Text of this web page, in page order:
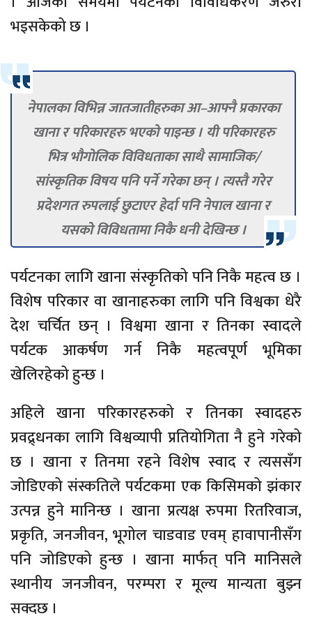
भइसकेको छ ।
नेपालका विभिन्न जातजातीहरुका आ–आफ्नै प्रकारका
खाना र परिकारहरु भएको पाइन्छ । यी परिकारहरु
भित्र भौगोलिक विविधताका साथै सामाजिक/
सांस्कृतिक विषय पनि पर्ने गरेका छन् । त्यस्तै गरेर
प्रदेशगत रुपलाई छुटाएर हेर्दा पनि नेपाल खाना र
यसको विविधतामा निकै धनी देखिन्छ ।
पर्यटनका लागि खाना संस्कृतिको पनि निकै महत्व छ ।
विशेष परिकार वा खानाहरुका लागि पनि विश्वका धेरै
देश चर्चित छन् । विश्वमा खाना र तिनका स्वादले
पर्यटक आकर्षण गर्न निकै महत्वपूर्ण भूमिका
खेलिरहेको हुन्छ ।
अहिले खाना परिकारहरुको र तिनका स्वादहरु
प्रवद्र्धनका लागि विश्वव्यापी प्रतियोगिता नै हुने गरेको
छ । खाना र तिनमा रहने विशेष स्वाद र त्यससँग
जोडिएको संस्कतिले पर्यटकमा एक किसिमको झंकार
उत्पन्न हुने मानिन्छ । खाना प्रत्यक्ष रुपमा रितरिवाज,
प्रकृति, जनजीवन, भूगोल चाडवाड एवम् हावापानीसँग
पनि जोडिएको हुन्छ । खाना मार्फत् पनि मानिसले
स्थानीय जनजीवन, परम्परा र मूल्य मान्यता बुझ्न
सक्दछ ।